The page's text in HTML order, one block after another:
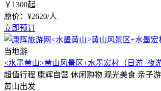
￥ 1300起
原价：¥2620/人
立即预订
当地游
<水墨黄山>黄山风景区+水墨宏村（日游+夜
超值行程 康辉自营 休闲购物 观光美食 亲子游
黄山出发